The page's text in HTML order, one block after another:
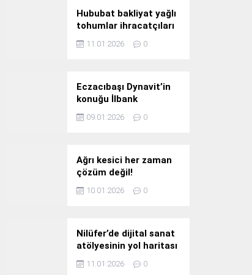
Hububat bakliyat yağlı
tohumlar ihracatçıları
Güney Kore yolcusu
11.01.2026 0
Eczacıbaşı Dynavit’in
konuğu İlbank
09.01.2026 0
Ağrı kesici her zaman
çözüm değil!
10.01.2026 0
Nilüfer’de dijital sanat
atölyesinin yol haritası
konuşuldu
11.01.2026 0